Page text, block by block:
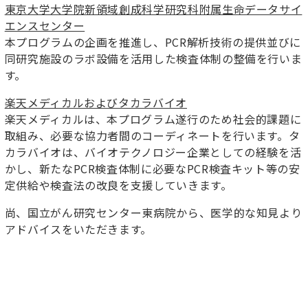
東京大学大学院新領域創成科学研究科附属生命データサイ
エンスセンター
本プログラムの企画を推進し、PCR解析技術の提供並びに
同研究施設のラボ設備を活用した検査体制の整備を行いま
す。
楽天メディカルおよびタカラバイオ
楽天メディカルは、本プログラム遂行のため社会的課題に
取組み、必要な協力者間のコーディネートを行います。タ
カラバイオは、バイオテクノロジー企業としての経験を活
かし、新たなPCR検査体制に必要なPCR検査キット等の安
定供給や検査法の改良を支援していきます。
尚、国立がん研究センター東病院から、医学的な知見より
アドバイスをいただきます。